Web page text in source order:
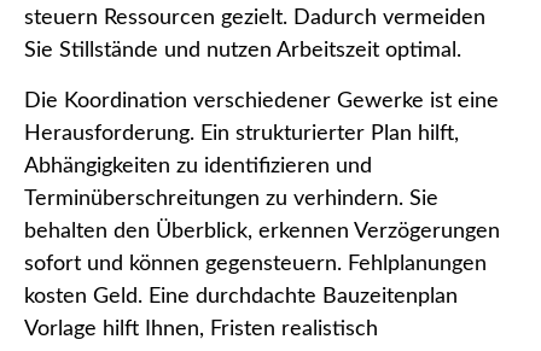
steuern Ressourcen gezielt. Dadurch vermeiden
Sie Stillstände und nutzen Arbeitszeit optimal.
Die Koordination verschiedener Gewerke ist eine
Herausforderung. Ein strukturierter Plan hilft,
Abhängigkeiten zu identifizieren und
Terminüberschreitungen zu verhindern. Sie
behalten den Überblick, erkennen Verzögerungen
sofort und können gegensteuern. Fehlplanungen
kosten Geld. Eine durchdachte Bauzeitenplan
Vorlage hilft Ihnen, Fristen realistisch